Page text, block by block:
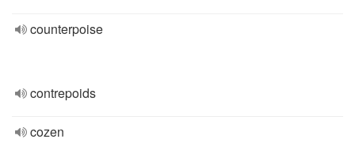
counterpoise
contrepoids
cozen